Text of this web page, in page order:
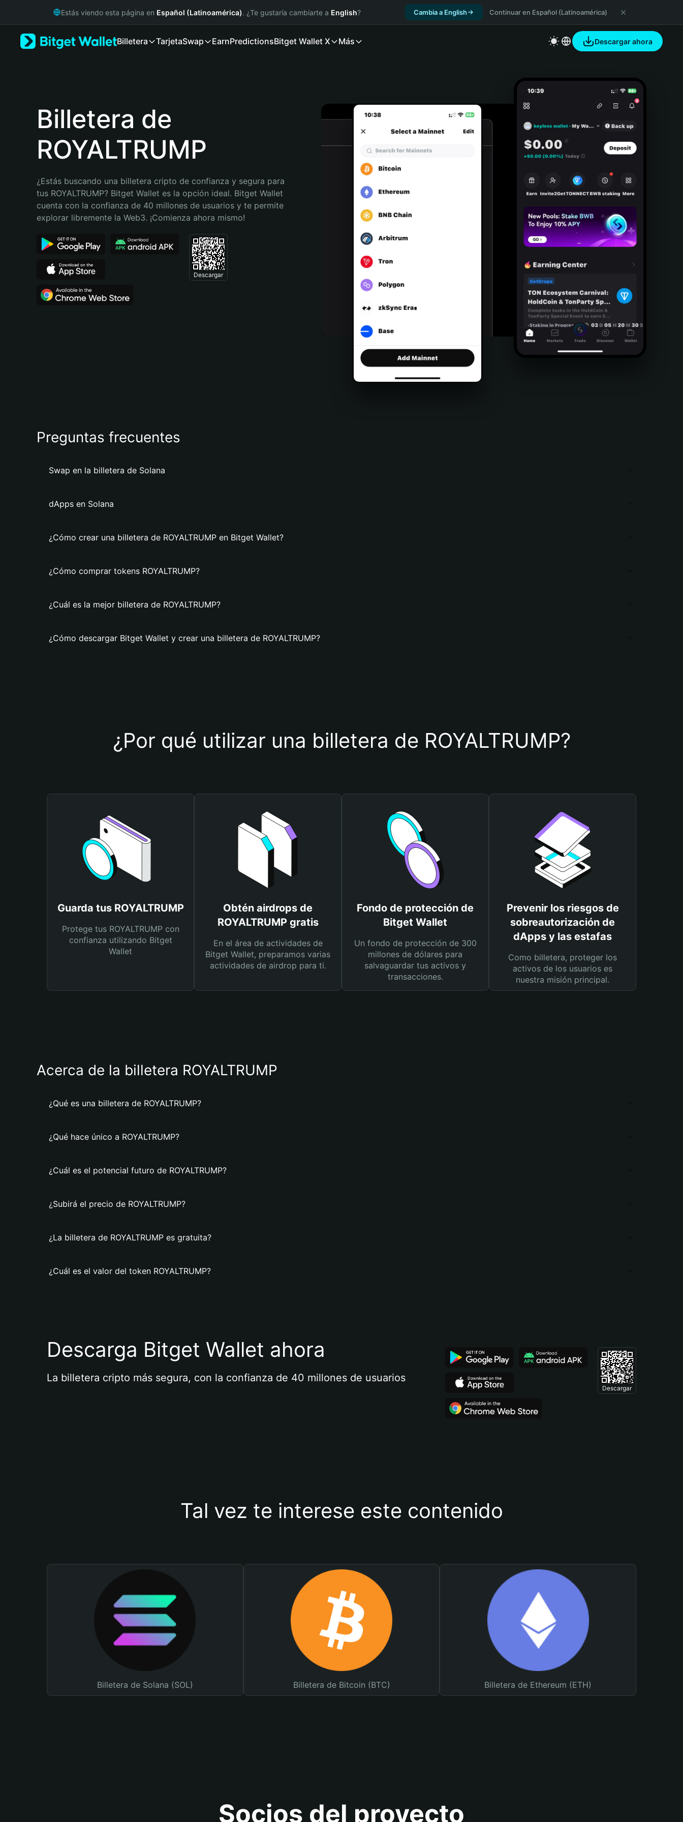
Русский
Português (Portugal)
Bahasa Indonesia
Português (Brasil)
Español (Argentina)
Estás viendo esta página en Español (Latinoamérica). ¿Te gustaría cambiarte a English? Cambia a English Continuar en Español (Latinoamérica)
Billetera TarjetaSwap EarnPredictionsBitget Wallet X Más Descargar ahora
Billetera de
ROYALTRUMP
¿Estás buscando una billetera cripto de confianza y segura para
tus ROYALTRUMP? Bitget Wallet es la opción ideal. Bitget Wallet
cuenta con la confianza de 40 millones de usuarios y te permite
explorar libremente la Web3. ¡Comienza ahora mismo!
Descargar
Preguntas frecuentes
Swap en la billetera de Solana
dApps en Solana
¿Cómo crear una billetera de ROYALTRUMP en Bitget Wallet?
¿Cómo comprar tokens ROYALTRUMP?
¿Cuál es la mejor billetera de ROYALTRUMP?
¿Cómo descargar Bitget Wallet y crear una billetera de ROYALTRUMP?
¿Por qué utilizar una billetera de ROYALTRUMP?
Guarda tus ROYALTRUMP
Protege tus ROYALTRUMP con
confianza utilizando Bitget
Wallet
Obtén airdrops de
ROYALTRUMP gratis
En el área de actividades de
Bitget Wallet, preparamos varias
actividades de airdrop para ti.
Fondo de protección de
Bitget Wallet
Un fondo de protección de 300
millones de dólares para
salvaguardar tus activos y
transacciones.
Prevenir los riesgos de
sobreautorización de
dApps y las estafas
Como billetera, proteger los
activos de los usuarios es
nuestra misión principal.
Acerca de la billetera ROYALTRUMP
¿Qué es una billetera de ROYALTRUMP?
¿Qué hace único a ROYALTRUMP?
¿Cuál es el potencial futuro de ROYALTRUMP?
¿Subirá el precio de ROYALTRUMP?
¿La billetera de ROYALTRUMP es gratuita?
¿Cuál es el valor del token ROYALTRUMP?
Descarga Bitget Wallet ahora
La billetera cripto más segura, con la confianza de 40 millones de usuarios
Descargar
Tal vez te interese este contenido
Billetera de Solana (SOL) Billetera de Bitcoin (BTC) Billetera de Ethereum (ETH)
Socios del proyecto